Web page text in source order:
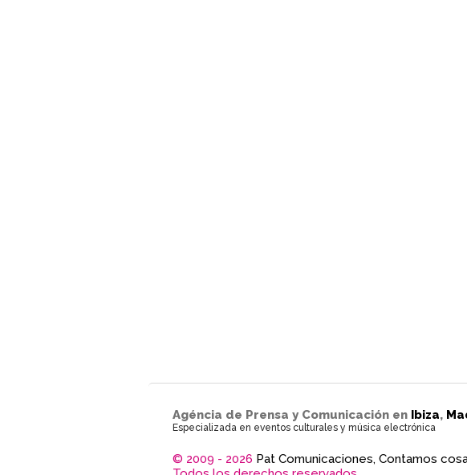
Agéncia de Prensa y Comunicación en Ibiza,
Especializada en eventos culturales y música electrónica
© 2009 - 2026 Pat Comunicaciones, Contamos